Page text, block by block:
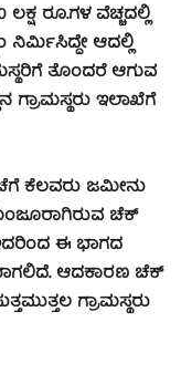
ರೂ.ಗಳ ವೆಚ್ಚದಲ್ಲಿ
ಆದಲ್ಲಿ
ತೊಂದರೆ ಆಗುವ
ಗ್ರಾಮಸ್ಥರು ಇಲಾಖೆಗೆ
ಕೆಲವರು ಜಮೀನು
ಚೆಕ್
ಈ ಭಾಗದ
ಆದಕಾರಣ ಚೆಕ್
ಗ್ರಾಮಸ್ಥರು